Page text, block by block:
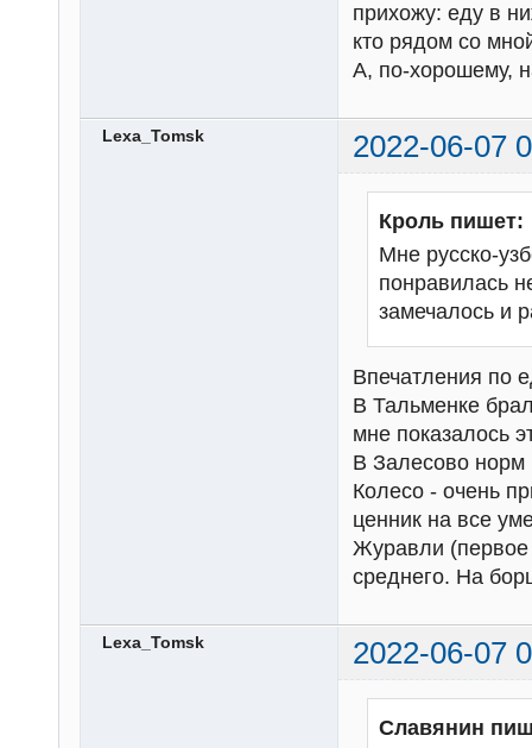
прихожу: еду в
кто рядом со
А, по-хорошему,
Lexa_Tomsk 2022-06-07
Кроль пишет:
Мне русско-
понравилась
замечалось и
Впечатления по
В Тальменке
мне показалось
В Залесово норм
Колесо - очень
ценник на все
Журавли (первое
среднего. На
Lexa_Tomsk 2022-06-07
Славянин